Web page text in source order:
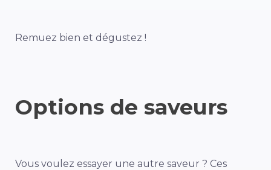
Remuez bien et dégustez !
Options de saveurs
Vous voulez essayer une autre saveur ? Ces